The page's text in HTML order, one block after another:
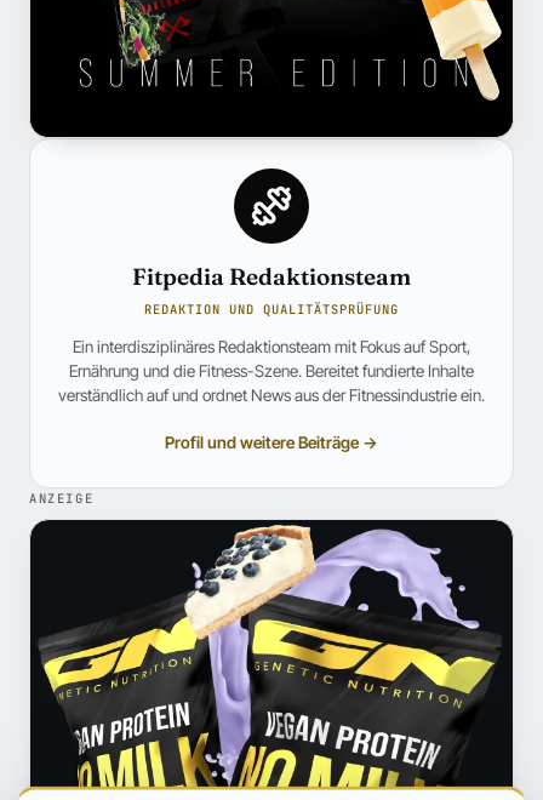
Fitpedia Redaktionsteam
REDAKTION UND QUALITÄTSPRÜFUNG
Ein interdisziplinäres Redaktionsteam mit Fokus auf Sport,
Ernährung und die Fitness-Szene. Bereitet fundierte Inhalte
verständlich auf und ordnet News aus der Fitnessindustrie ein.
Profil und weitere Beiträge →
ANZEIGE